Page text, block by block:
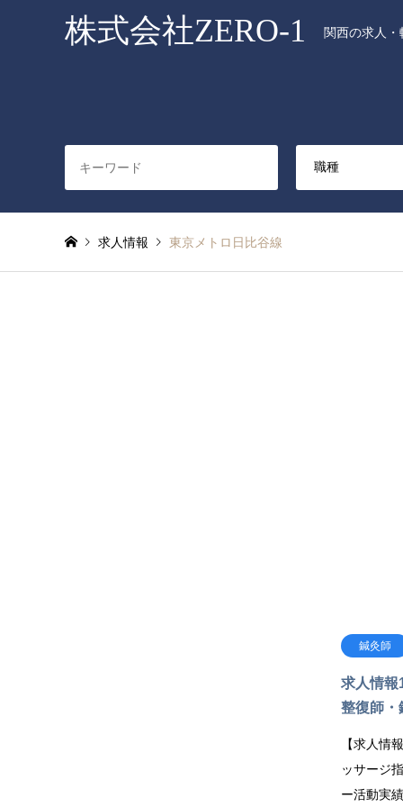
株式会社ZERO-1 関西の求人
求人情報 東京メトロ日比谷線
鍼灸師
求人情
整復師
【求人情
ッサージ
ー活動実